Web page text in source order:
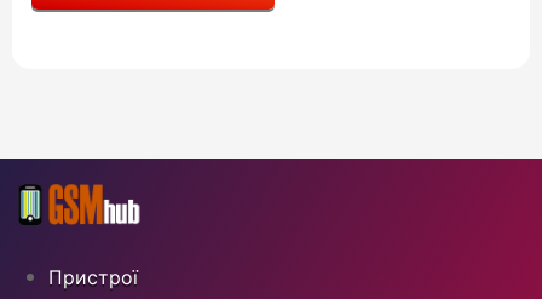
Пристрої